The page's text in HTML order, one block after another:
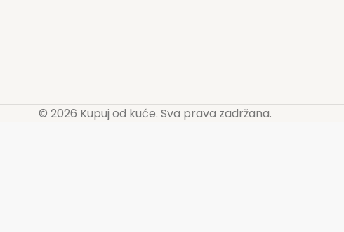
© 2026 Kupuj od kuće. Sva prava zadržana.